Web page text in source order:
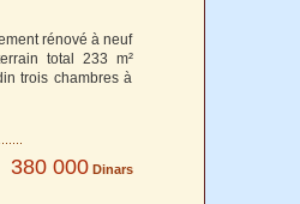
rénové à neuf
total 233 m²
trois chambres à
380 000 Dinars